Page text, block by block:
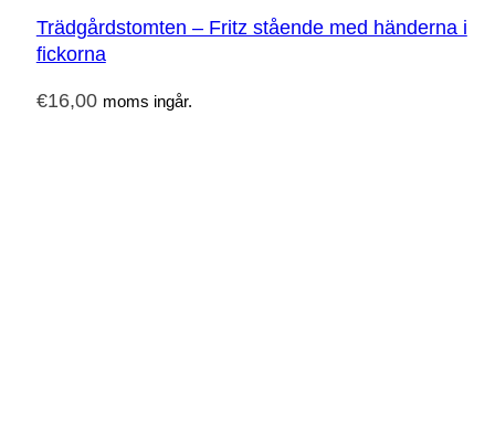
Trädgårdstomten – Fritz stående med händerna i
fickorna
€16,00 moms ingår.